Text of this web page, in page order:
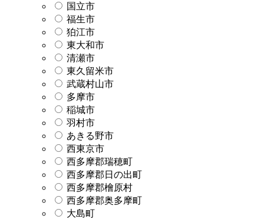
国立市
福生市
狛江市
東大和市
清瀬市
東久留米市
武蔵村山市
多摩市
稲城市
羽村市
あきる野市
西東京市
西多摩郡瑞穂町
西多摩郡日の出町
西多摩郡檜原村
西多摩郡奥多摩町
大島町